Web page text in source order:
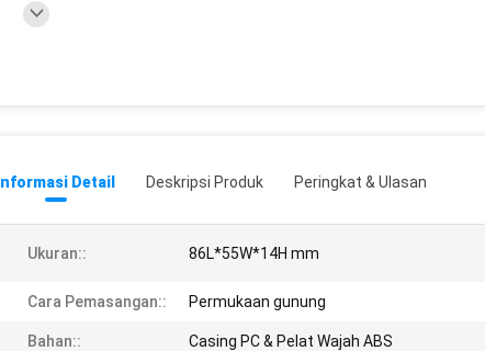
Informasi Detail Deskripsi Produk Peringkat & Ulasan
Ukuran:: 86L*55W*14H mm
Cara Pemasangan:: Permukaan gunung
Bahan:: Casing PC & Pelat Wajah ABS